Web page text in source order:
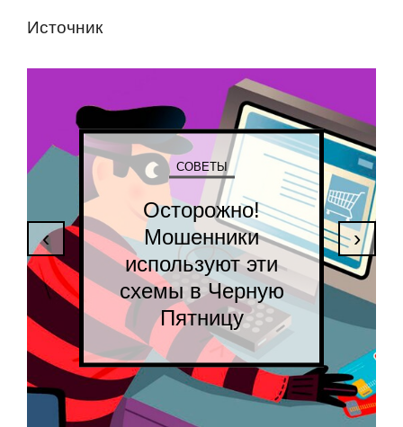
Истoчник
СОВЕТЫ
Осторожно!
Мошенники
используют эти
схемы в Черную
Пятницу
‹ ›